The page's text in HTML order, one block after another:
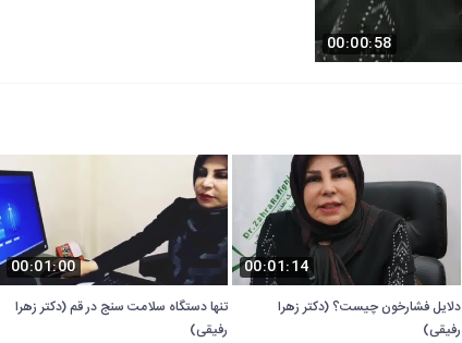
00:00:58
00:01:14
دلایل فشارخون چیست؟ (دکتر زهرا
رفیقی)
00:01:00
تنها دستگاه سلامت سنج در قم (دکتر زهرا
رفیقی)